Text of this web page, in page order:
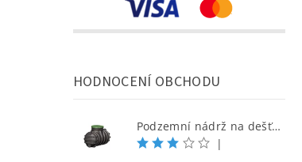
HODNOCENÍ OBCHODU
Podzemní nádrž na dešťovou vodu 1000 l
|